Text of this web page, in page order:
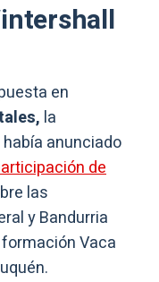
en
la
anunciado
de
las
y Bandurria
Vaca